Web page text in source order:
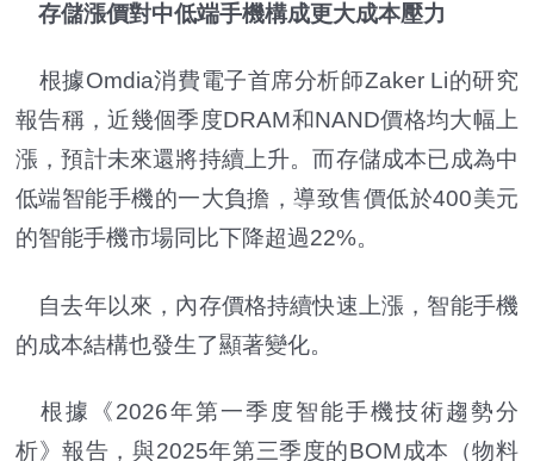
存儲漲價對中低端手機構成更大成本壓力
根據Omdia消費電子首席分析師Zaker Li的研究
報告稱，近幾個季度DRAM和NAND價格均大幅上
漲，預計未來還將持續上升。而存儲成本已成為中
低端智能手機的一大負擔，導致售價低於400美元
的智能手機市場同比下降超過22%。
自去年以來，內存價格持續快速上漲，智能手機
的成本結構也發生了顯著變化。
根據《2026年第一季度智能手機技術趨勢分
析》報告，與2025年第三季度的BOM成本（物料